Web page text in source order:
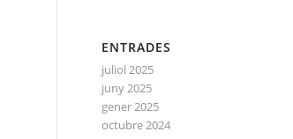
ENTRADES
juliol 2025
juny 2025
gener 2025
octubre 2024